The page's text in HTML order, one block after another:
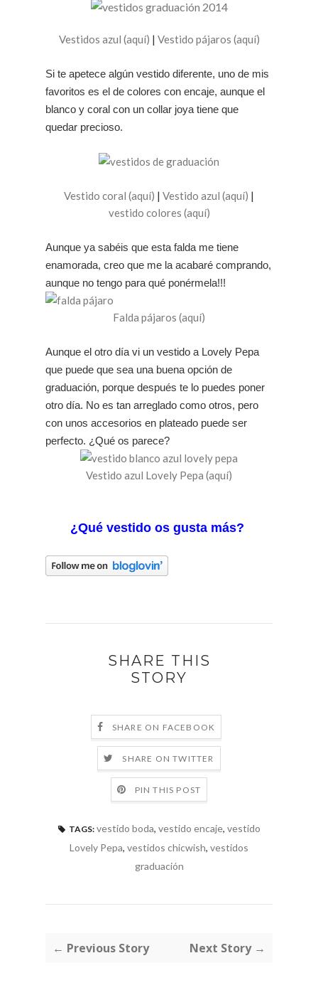
Vestidos azul (aquí) | Vestido pájaros (aquí)
Si te apetece algún vestido diferente, uno de mis
favoritos es el de colores con encaje, aunque el
blanco y coral con un collar joya tiene que
quedar precioso.
Vestido coral (aquí) | Vestido azul (aquí) |
vestido colores (aquí)
Aunque ya sabéis que esta falda me tiene
enamorada, creo que me la acabaré comprando,
aunque no tengo para qué ponérmela!!!
Falda pájaros (aquí)
Aunque el otro día vi un vestido a Lovely Pepa
que puede que sea una buena opción de
graduación, porque después te lo puedes poner
otro día. No es tan arreglado como otros, pero
con unos accesorios en plateado puede ser
perfecto. ¿Qué os parece?
Vestido azul Lovely Pepa (aquí)
¿Qué vestido os gusta más?
SHARE THIS
STORY
SHARE ON FACEBOOK
SHARE ON TWITTER
PIN THIS POST
TAGS: vestido boda, vestido encaje, vestido
Lovely Pepa, vestidos chicwish, vestidos
graduación
← Previous Story Next Story →